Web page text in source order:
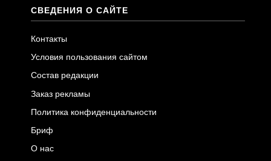
СВЕДЕНИЯ О САЙТЕ
Контакты
Условия пользования сайтом
Состав редакции
Заказ рекламы
Политика конфиденциальности
Бриф
О нас